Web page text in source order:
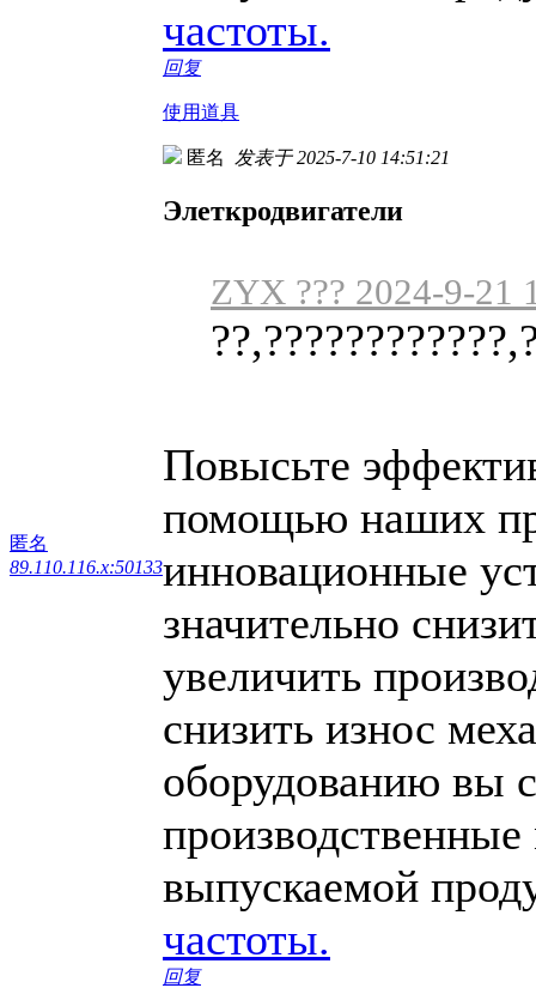
частоты.
回复
使用道具
匿名
89.110.116.x:50133
匿名 发表于 2025-7-10 14:51:21
Элеткродвигатели
ZYX ??? 2024-9-21
Повысьте
помощью наших
инновационные
значительно
увеличить
снизить износ
оборудованию вы
выпускаемой
частоты.
回复